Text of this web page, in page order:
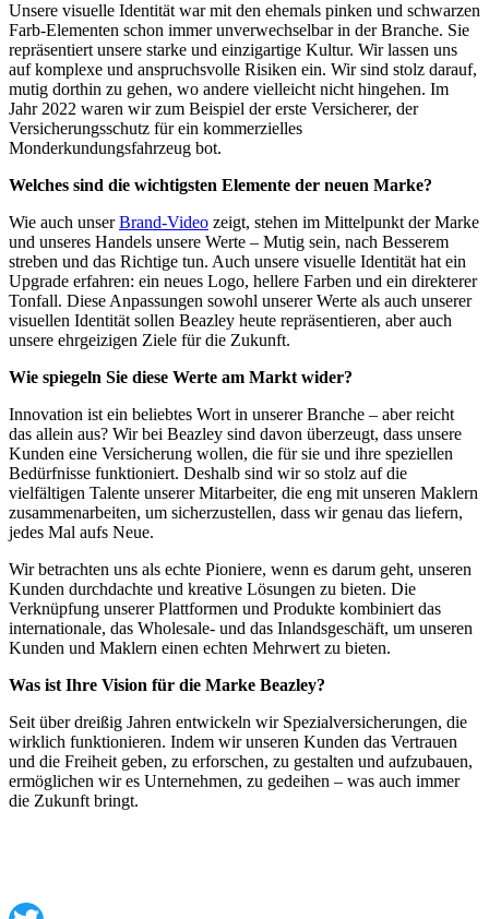
Unsere visuelle Identität war mit den ehemals pinken und schwarzen
Farb-Elementen schon immer unverwechselbar in der Branche. Sie
repräsentiert unsere starke und einzigartige Kultur. Wir lassen uns
auf komplexe und anspruchsvolle Risiken ein. Wir sind stolz darauf,
mutig dorthin zu gehen, wo andere vielleicht nicht hingehen. Im
Jahr 2022 waren wir zum Beispiel der erste Versicherer, der
Versicherungsschutz für ein kommerzielles
Monderkundungsfahrzeug bot.
Welches sind die wichtigsten Elemente der neuen Marke?
Wie auch unserBrand-Video zeigt, stehen im Mittelpunkt der Marke
und unseres Handels unsere Werte – Mutig sein, nach Besserem
streben und das Richtige tun. Auch unsere visuelle Identität hat ein
Upgrade erfahren: ein neues Logo, hellere Farben und ein direkterer
Tonfall. Diese Anpassungen sowohl unserer Werte als auch unserer
visuellen Identität sollen Beazley heute repräsentieren, aber auch
unsere ehrgeizigen Ziele für die Zukunft.
Wie spiegeln Sie diese Werte am Markt wider?
Innovation ist ein beliebtes Wort in unserer Branche – aber reicht
das allein aus? Wir bei Beazley sind davon überzeugt, dass unsere
Kunden eine Versicherung wollen, die für sie und ihre speziellen
Bedürfnisse funktioniert. Deshalb sind wir so stolz auf die
vielfältigen Talente unserer Mitarbeiter, die eng mit unseren Maklern
zusammenarbeiten, um sicherzustellen, dass wir genau das liefern,
jedes Mal aufs Neue.
Wir betrachten uns als echte Pioniere, wenn es darum geht, unseren
Kunden durchdachte und kreative Lösungen zu bieten. Die
Verknüpfung unserer Plattformen und Produkte kombiniert das
internationale, das Wholesale- und das Inlandsgeschäft, um unseren
Kunden und Maklern einen echten Mehrwert zu bieten.
Was ist Ihre Vision für die Marke Beazley?
Seit über dreißig Jahren entwickeln wir Spezialversicherungen, die
wirklich funktionieren. Indem wir unseren Kunden das Vertrauen
und die Freiheit geben, zu erforschen, zu gestalten und aufzubauen,
ermöglichen wir es Unternehmen, zu gedeihen – was auch immer
die Zukunft bringt.